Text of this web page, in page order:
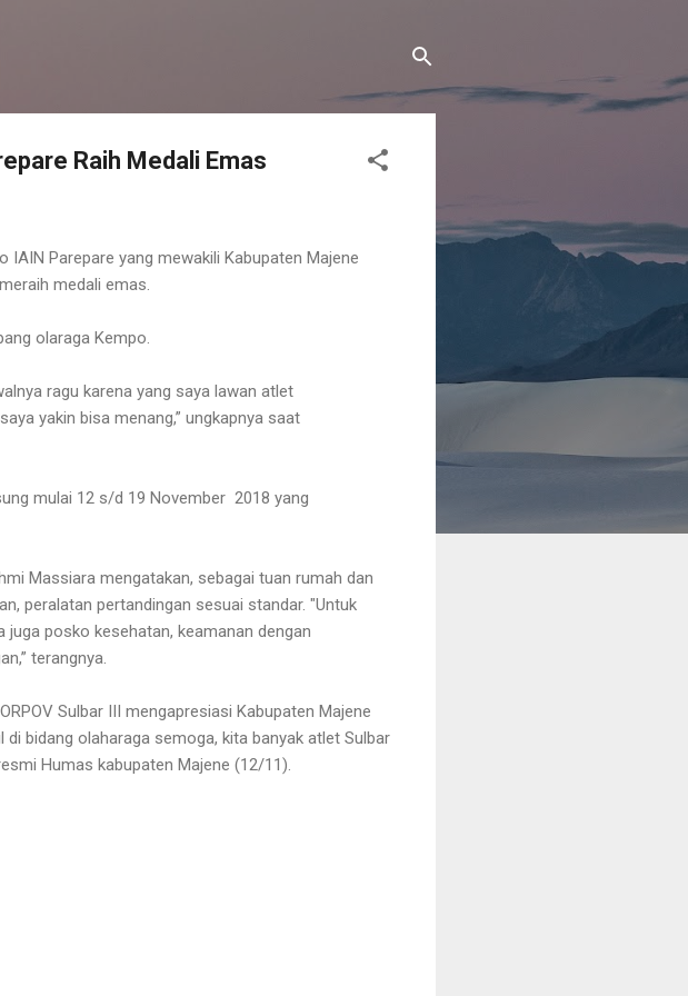
Raih Medali Emas
IAIN Parepare yang mewakili Kabupaten Majene
medali emas.
olaraga Kempo.
ragu karena yang saya lawan atlet
yakin bisa menang,” ungkapnya saat
mulai 12 s/d 19 November 2018 yang
Massiara mengatakan, sebagai tuan rumah dan
peralatan pertandingan sesuai standar. "Untuk
posko kesehatan, keamanan dengan
terangnya.
Sulbar III mengapresiasi Kabupaten Majene
bidang olaharaga semoga, kita banyak atlet Sulbar
Humas kabupaten Majene (12/11).